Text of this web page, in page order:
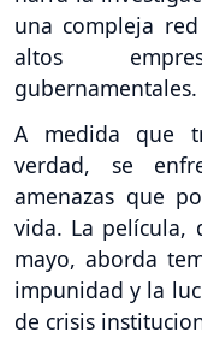
una compleja
altos
gubernamentales.
A medida que
verdad, se
amenazas que
vida. La película,
mayo, aborda
impunidad y la
de crisis